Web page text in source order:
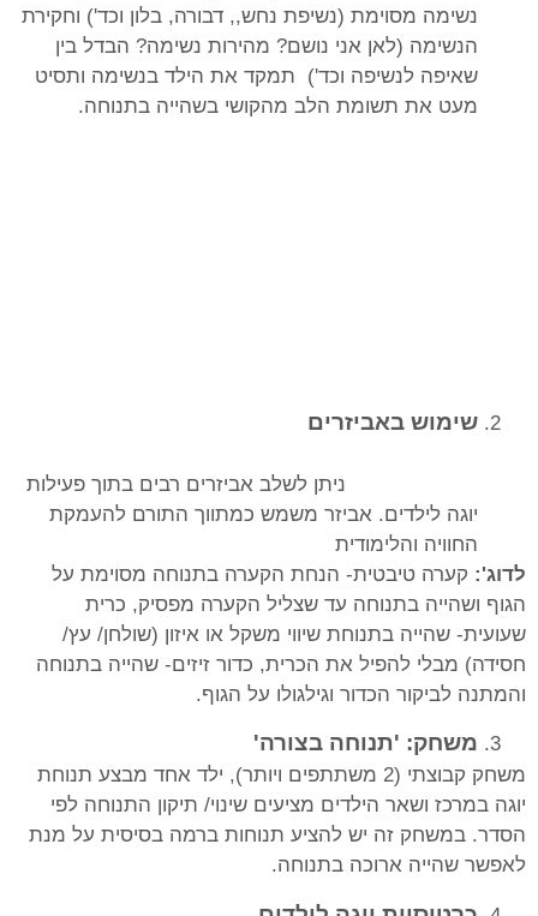
נשימה מסוימת (נשיפת נחש,, דבורה, בלון וכד') וחקירת
הנשימה (לאן אני נושם? מהירות נשימה? הבדל בין
שאיפה לנשיפה וכד') תמקד את הילד בנשימה ותסיט
מעט את תשומת הלב מהקושי בשהייה בתנוחה.
שימוש באביזרים
ניתן לשלב אביזרים רבים בתוך פעילות
יוגה לילדים. אביזר משמש כמתווך התורם להעמקת
החוויה והלימודית
לדוג': קערה טיבטית- הנחת הקערה בתנוחה מסוימת על
הגוף ושהייה בתנוחה עד שצליל הקערה מפסיק, כרית
שעועית- שהייה בתנוחת שיווי משקל או איזון (שולחן/ עץ/
חסידה) מבלי להפיל את הכרית, כדור זיזים- שהייה בתנוחה
והמתנה לביקור הכדור וגילגולו על הגוף.
משחק: 'תנוחה בצורה'
משחק קבוצתי (2 משתתפים ויותר), ילד אחד מבצע תנוחת
יוגה במרכז ושאר הילדים מציעים שינוי/ תיקון התנוחה לפי
הסדר. במשחק זה יש להציע תנוחות ברמה בסיסית על מנת
לאפשר שהייה ארוכה בתנוחה.